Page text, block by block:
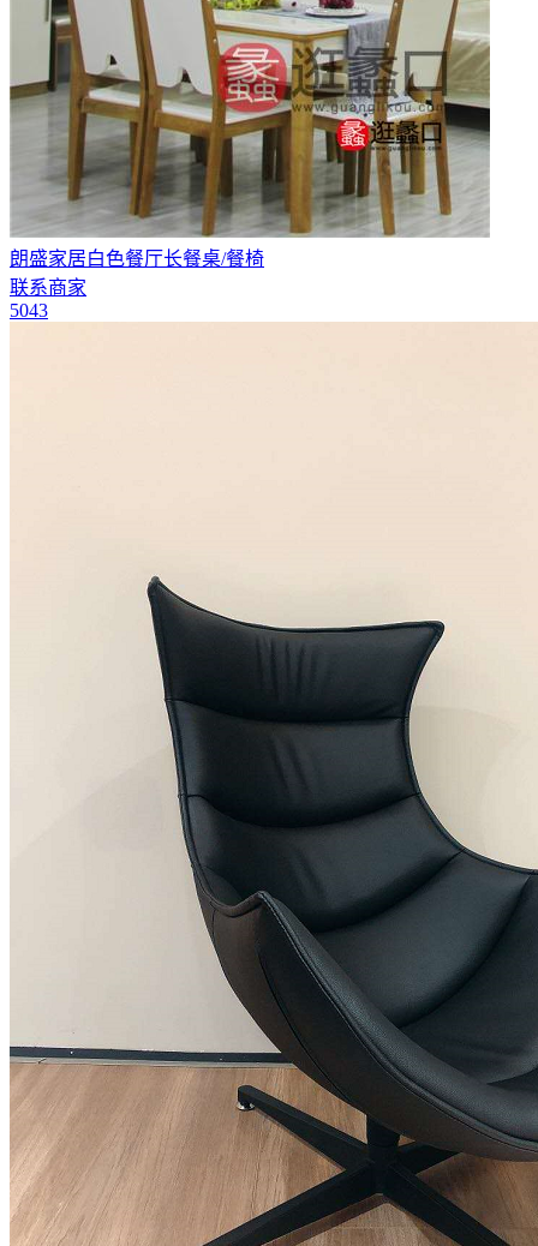
朗盛家居白色餐厅长餐桌/餐椅
联系商家
5043